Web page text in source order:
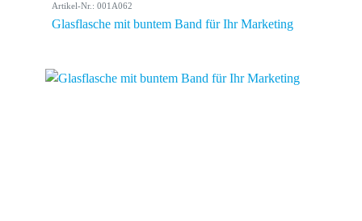
Artikel-Nr.: 001A062
Glasflasche mit buntem Band für Ihr Marketing